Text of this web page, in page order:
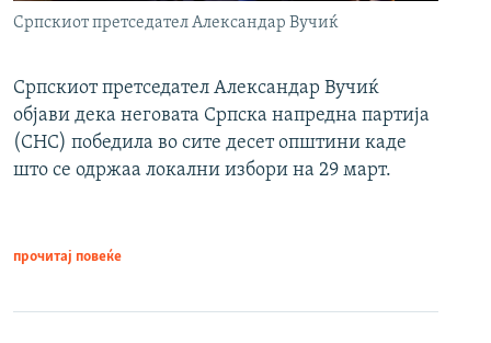
Српскиот претседател Александар Вучиќ
Српскиот претседател Александар Вучиќ
објави дека неговата Српска напредна партија
(СНС) победила во сите десет општини каде
што се одржаа локални избори на 29 март.
прочитај повеќе